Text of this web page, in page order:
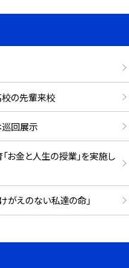
の先輩来校
回展示
お金と人生の授業」を実施し
がえのない私達の命」